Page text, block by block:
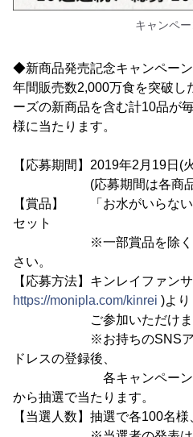
キャンペ
◆新商品発売記念キャンペー
年間販売数2,000万食を突破し
ーズの新商品を含む計10品が
様に当たります。
【応募期間】2019年2月19日(
(応募期間は各商品7
【賞品】 「お水がいらない
セット
※一部賞品を除く。詳
さい。
【応募方法】キンレイファン
https://monipla.com/kinrei )より
ご参加いただけま
※お持ちのSNSアカウ
ドレスの登録後、
各キャンペーン申込
から抽選で当たります。
【当選人数】抽選で各100名